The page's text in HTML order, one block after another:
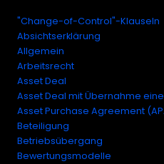
"Change-of-Control"-Klauseln
Absichtserklärung
Allgemein
Arbeitsrecht
Asset Deal
Asset Deal mit Übernahme
Asset Purchase Agreement
Beteiligung
Betriebsübergang
Bewertungsmodelle